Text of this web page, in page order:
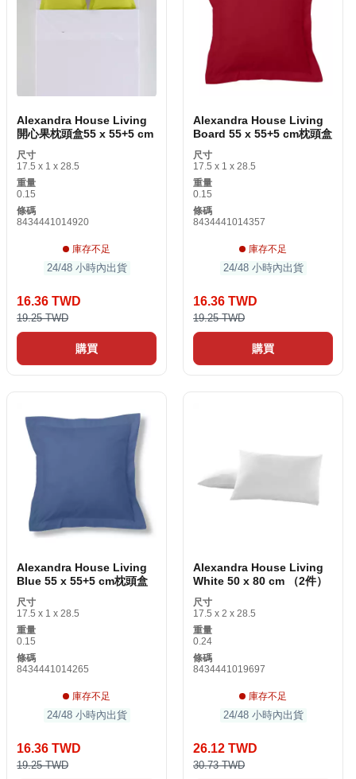
Alexandra House Living
開心果枕頭盒55 x 55+5 cm
尺寸
17.5 x 1 x 28.5
重量
0.15
條碼
8434441014920
庫存不足
24/48 小時內出貨
16.36 TWD
19.25 TWD
購買
Alexandra House Living
Board 55 x 55+5 cm枕頭盒
尺寸
17.5 x 1 x 28.5
重量
0.15
條碼
8434441014357
庫存不足
24/48 小時內出貨
16.36 TWD
19.25 TWD
購買
Alexandra House Living
Blue 55 x 55+5 cm枕頭盒
尺寸
17.5 x 1 x 28.5
重量
0.15
條碼
8434441014265
庫存不足
24/48 小時內出貨
16.36 TWD
19.25 TWD
Alexandra House Living
White 50 x 80 cm （2件）
尺寸
17.5 x 2 x 28.5
重量
0.24
條碼
8434441019697
庫存不足
24/48 小時內出貨
26.12 TWD
30.73 TWD